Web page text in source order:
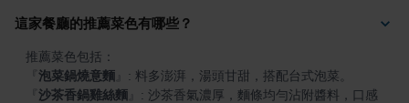
這家餐廳的推薦菜色有哪些？
泡菜鍋燒意麵
沙茶香鍋雞絲麵
: 沙茶香氣濃厚，麵條均勻沾附醬料，口感